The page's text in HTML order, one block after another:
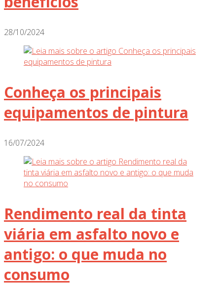
28/10/2024
Conheça os principais
equipamentos de pintura
16/07/2024
Rendimento real da tinta
viária em asfalto novo e
antigo: o que muda no
consumo